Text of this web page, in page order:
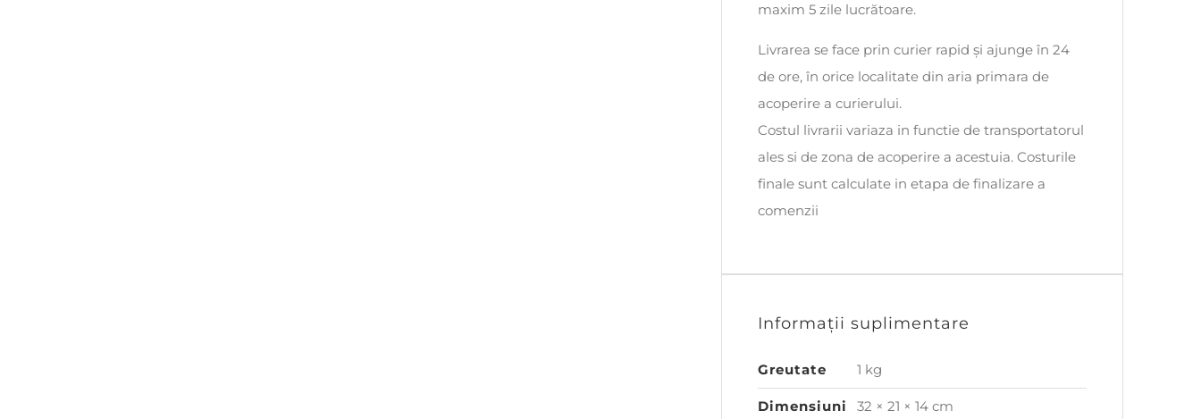
maxim 5 zile lucrătoare.
Livrarea se face prin curier rapid și ajunge în 24
de ore, în orice localitate din aria primara de
acoperire a curierului.
Costul livrarii variaza in functie de transportatorul
ales si de zona de acoperire a acestuia. Costurile
finale sunt calculate in etapa de finalizare a
comenzii
Informații suplimentare
Greutate 1 kg
Dimensiuni 32 × 21 × 14 cm